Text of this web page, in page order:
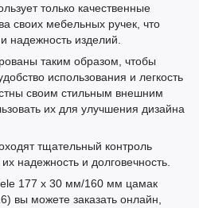
только качественные
своих мебельных ручек, что
надежность изделий.
таким образом, чтобы
использования и легкость
своим стильным внешним
их для улучшения дизайна
тщательный контроль
надежность и долговечность.
177 х 30 мм/160 мм цамак
вы можете заказать онлайн,